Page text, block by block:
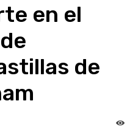
en el
de